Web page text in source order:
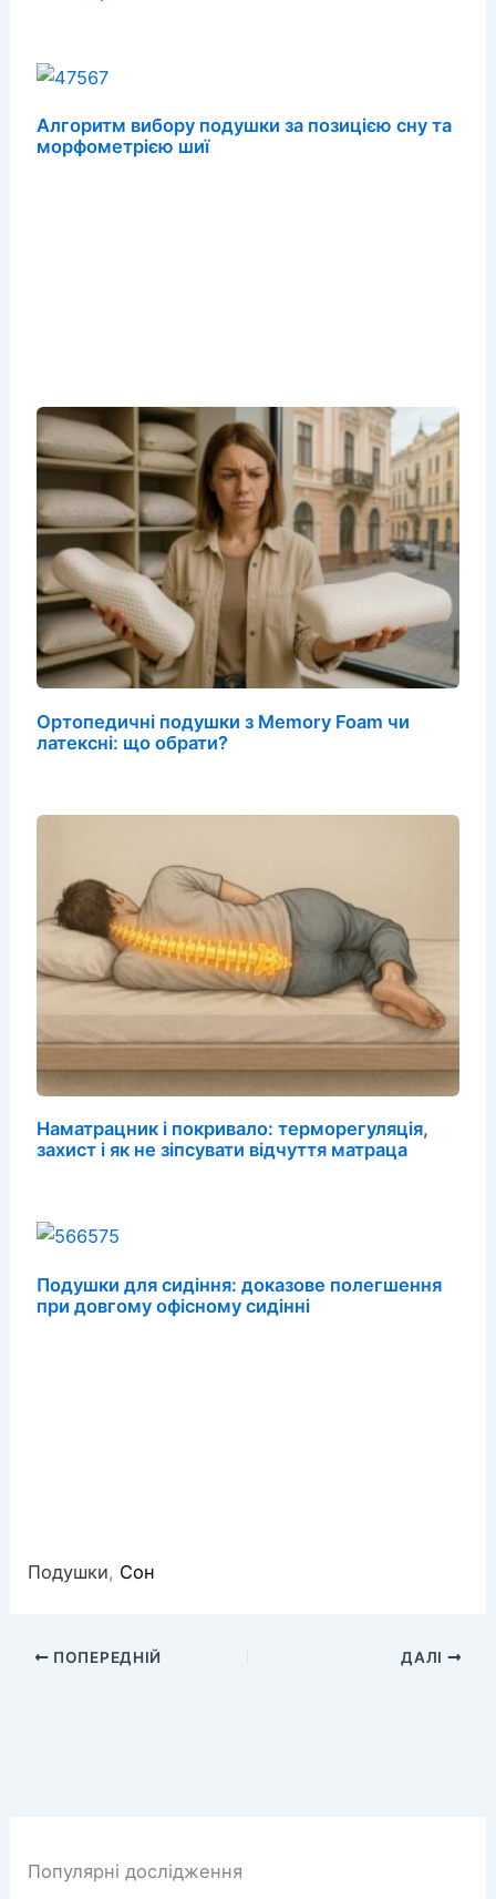
Алгоритм вибору подушки за позицією сну та
морфометрією шиї
Ортопедичні подушки з Memory Foam чи
латексні: що обрати?
Наматрацник і покривало: терморегуляція,
захист і як не зіпсувати відчуття матраца
Подушки для сидіння: доказове полегшення
при довгому офісному сидінні
Подушки, Сон
ПОПЕРЕДНІЙ ДАЛІ
Популярні дослідження